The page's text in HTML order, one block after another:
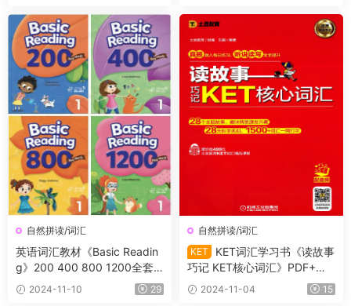
自然拼读/词汇
英语词汇教材《Basic Readin
g》200 400 800 1200全套
（学生书+教师书+练习册+音
频等）
2024-11-10 29
自然拼读/词汇
KET
KET词汇学习书《读故事
巧记 KET核心词汇》PDF+音
频 2024-11-04 15